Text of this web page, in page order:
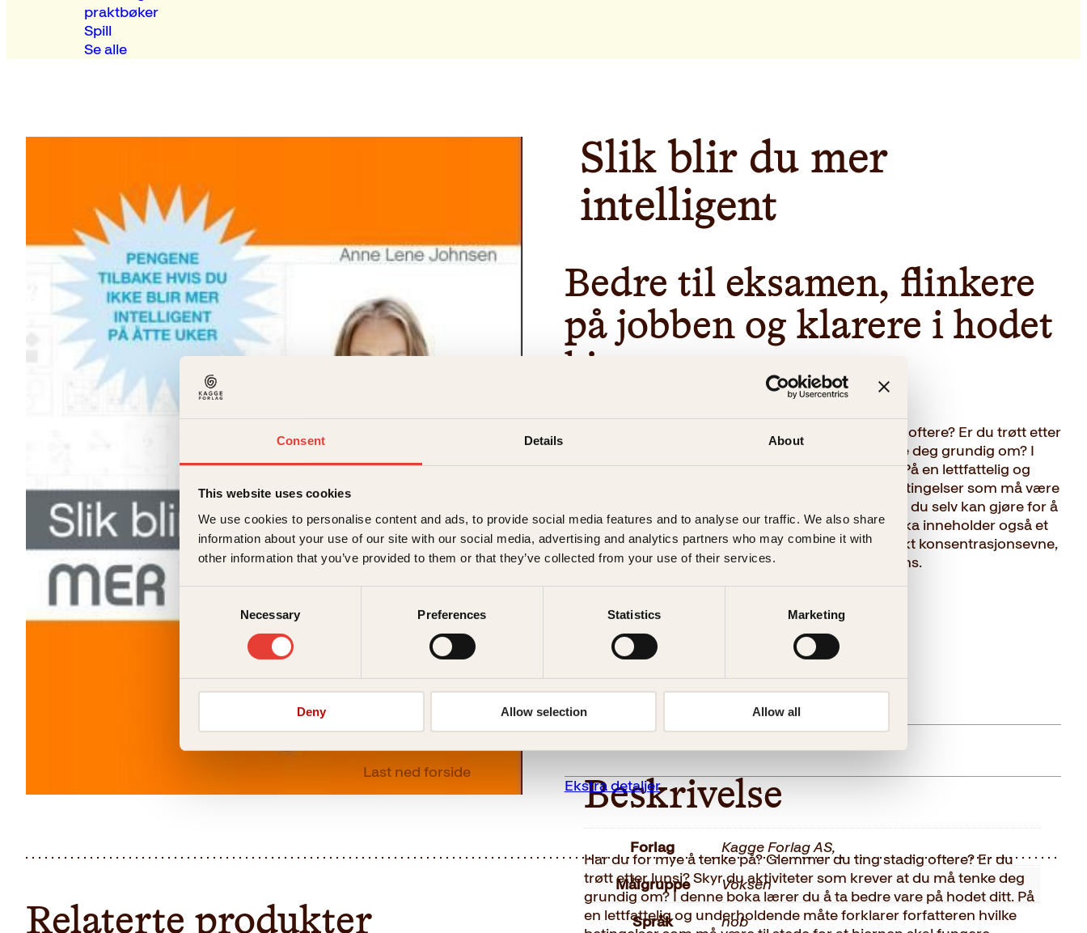
Consent Details About
This website uses cookies
We use cookies to personalise content and ads, to provide social media features and to analyse our traffic. We also share
information about your use of our site with our social media, advertising and analytics partners who may combine it with
other information that you’ve provided to them or that they’ve collected from your use of their services.
Necessary Preferences Statistics Marketing
Deny Allow selection Allow all
praktbøker
Spill
Se alle
Last ned forside
Slik blir du mer
intelligent
Bedre til eksamen, flinkere
på jobben og klarere i hodet
Har du for mye å tenke på? Glemmer du ting stadig oftere? Er du trøtt etter
lunsj? Skyr du aktiviteter som krever at du må tenke deg grundig om? I
denne boka lærer du å ta bedre vare på hodet ditt. På en lettfattelig og
underholdende måte forklarer forfatteren hvilke betingelser som må være
til stede for at hjernen skal fungere optimalt, og hva du selv kan gjøre for å
gi kroppens viktigste organ bedre arbeidsvilkår. Boka inneholder også et
eget spesiallaget treningsprogram som vil gi deg økt konsentrasjonsevne,
mindre stress, mer overskudd – og høyere intelligens.
Utsolgt
Ikke på lager
Ikke tilgjengelig (årsak uspesifisert)
Beskrivelse
Beskrivelse
Har du for mye å tenke på? Glemmer du ting stadig oftere? Er du
trøtt etter lunsj? Skyr du aktiviteter som krever at du må tenke deg
grundig om? I denne boka lærer du å ta bedre vare på hodet ditt. På
en lettfattelig og underholdende måte forklarer forfatteren hvilke
Ekstra detaljer
Forlag Kagge Forlag AS,
Målgruppe Voksen
Språk nob
Relaterte produkter